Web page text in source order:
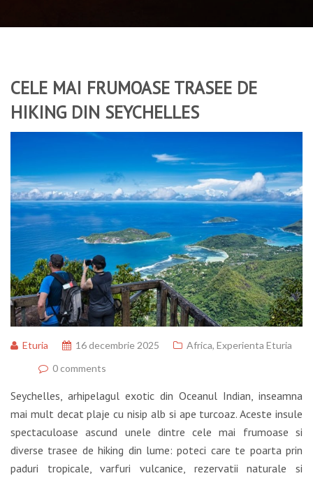
CELE MAI FRUMOASE TRASEE DE
HIKING DIN SEYCHELLES
Eturia 16 decembrie 2025 Africa, Experienta Eturia
0 comments
Seychelles, arhipelagul exotic din Oceanul Indian, inseamna
mai mult decat plaje cu nisip alb si ape turcoaz. Aceste insule
spectaculoase ascund unele dintre cele mai frumoase si
diverse trasee de hiking din lume: poteci care te poarta prin
paduri tropicale, varfuri vulcanice, rezervatii naturale si